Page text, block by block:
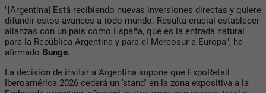
"[Argentina] Está recibiendo nuevas inversiones directas y quiere
difundir estos avances a todo mundo. Resulta crucial establecer
alianzas con un país como España, que es la entrada natural
para la República Argentina y para el Mercosur a Europa", ha
afirmado Bunge.
La decisión de invitar a Argentina supone que ExpoRetail
Iberoamérica 2026 cederá un 'stand' en la zona expositiva a la